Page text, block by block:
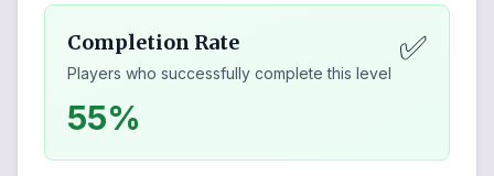
Completion Rate
Players who successfully complete this level
✅
55%